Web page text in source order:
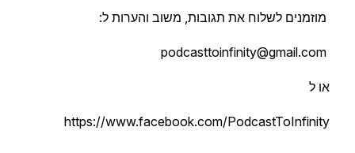
מוזמנים לשלוח את תגובות, משוב והערות ל:
או ל
https://www.facebook.com/PodcastToInfinity